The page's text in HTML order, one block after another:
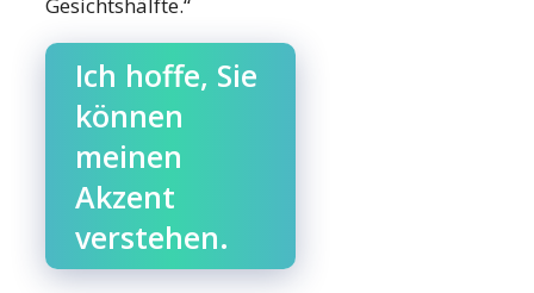
Ich hoffe, Sie
können
meinen
Akzent
verstehen.